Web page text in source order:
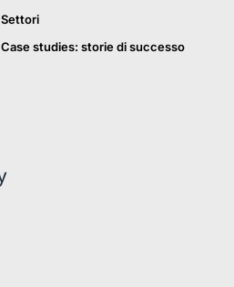
Settori
Case studies: storie di successo